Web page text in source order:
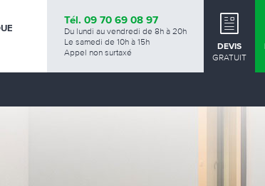
Tél. 09 70 69 08 97
Du lundi au vendredi de 8h à 20h
Le samedi de 10h à 15h
Appel non surtaxé
DEVIS
GRATUIT